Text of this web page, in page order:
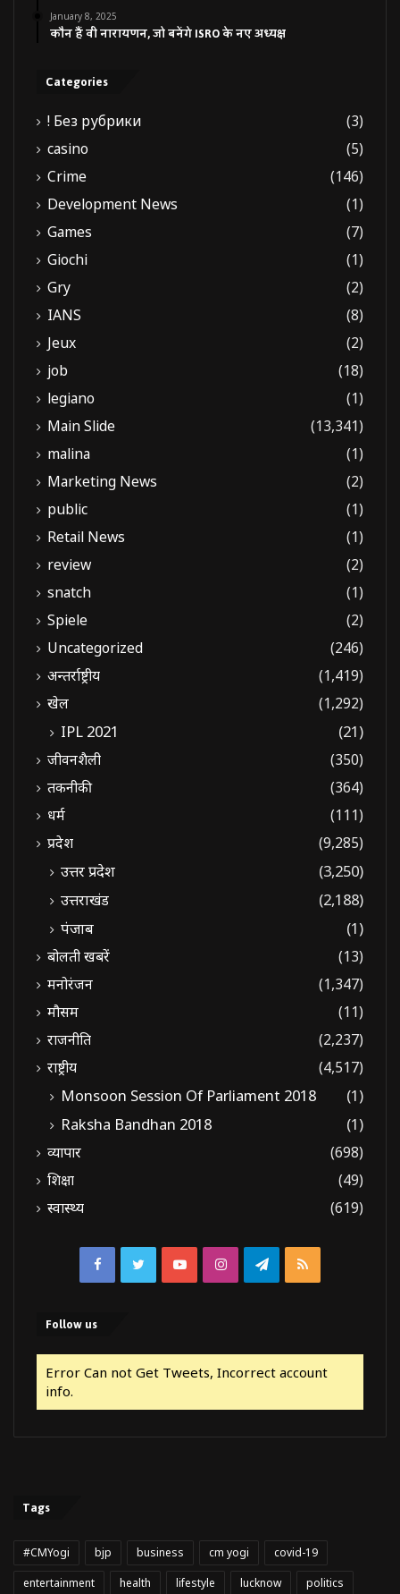
January 8, 2025
कौन हैं वी नारायणन, जो बनेंगे ISRO के नए अध्यक्ष
Categories
! Без рубрики
(3)
casino
(5)
Crime
(146)
Development News
(1)
Games
(7)
Giochi
(1)
Gry
(2)
IANS
(8)
Jeux
(2)
job
(18)
legiano
(1)
Main Slide
(13,341)
malina
(1)
Marketing News
(2)
public
(1)
Retail News
(1)
review
(2)
snatch
(1)
Spiele
(2)
Uncategorized
(246)
अन्तर्राष्ट्रीय
(1,419)
खेल
(1,292)
IPL 2021 (21)
जीवनशैली
(350)
तकनीकी
(364)
धर्म
(111)
प्रदेश
(9,285)
उत्तर प्रदेश
(3,250)
उत्तराखंड
(2,188)
पंजाब
(1)
बोलती खबरें
(13)
मनोरंजन
(1,347)
मौसम
(11)
राजनीति
(2,237)
राष्ट्रीय
(4,517)
Monsoon Session Of Parliament 2018
(1)
Raksha Bandhan 2018
(1)
व्यापार
(698)
शिक्षा
(49)
स्वास्थ्य
(619)
FacebookTwitterYouTubeInstagramTelegram
RSS
Follow us
Error Can not Get Tweets, Incorrect account
info.
Tags
#CMYogi bjp business cm yogi
covid-19
entertainment
health lifestyle lucknow politics